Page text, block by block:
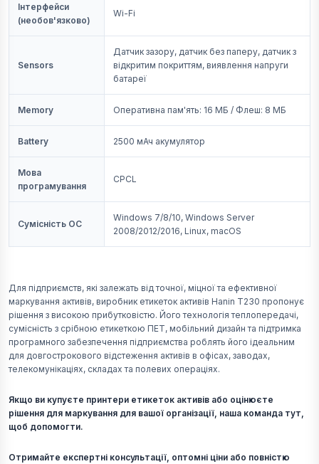
Інтерфейси
(необов'язково)
Wi-Fi
Sensors
Датчик зазору, датчик без паперу, датчик з
відкритим покриттям, виявлення напруги
батареї
Memory Оперативна пам'ять: 16 МБ / Флеш: 8 МБ
Battery 2500 мАч акумулятор
Мова
програмування
CPCL
Сумісність ОС
Windows 7/8/10, Windows Server
2008/2012/2016, Linux, macOS
Для підприємств, які залежать від точної, міцної та ефективної
маркування активів, виробник етикеток активів Hanin T230 пропонує
рішення з високою прибутковістю. Його технологія теплопередачі,
сумісність з срібною етикеткою ПЕТ, мобільний дизайн та підтримка
програмного забезпечення підприємства роблять його ідеальним
для довгострокового відстеження активів в офісах, заводах,
телекомунікаціях, складах та полевих операціях.
Якщо ви купуєте принтери етикеток активів або оцінюєте
рішення для маркування для вашої організації, наша команда тут,
щоб допомогти.
Отримайте експертні консультації, оптомні ціни або повністю